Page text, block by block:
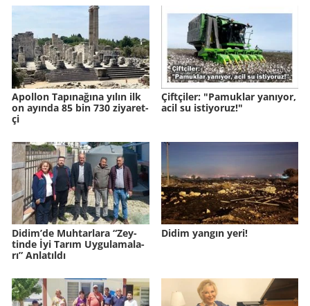
Apol­lon Ta­pı­na­ğına yılın ilk
on ayın­da 85 bin 730 zi­ya­ret­
çi
Çift­çi­ler: "Pa­muk­lar ya­nı­yor,
acil su is­ti­yo­ruz!"
Didim’de Muh­tar­la­ra “Zey­
tin­de İyi Tarım Uy­gu­la­ma­la­
rı” An­la­tıl­dı
Didim yangın yeri!